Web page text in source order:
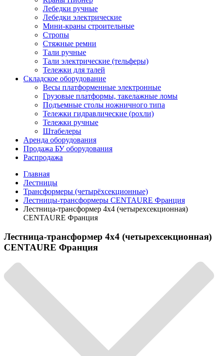
Лебедки ручные
Лебедки электрические
Мини-краны строительные
Стропы
Стяжные ремни
Тали ручные
Тали электрические (тельферы)
Тележки для талей
Складское оборудование
Весы платформенные электронные
Грузовые платформы, такелажные ломы
Подъемные столы ножничного типа
Тележки гидравлические (рохли)
Тележки ручные
Штабелеры
Аренда оборудования
Продажа БУ оборудования
Распродажа
Главная
Лестницы
Трансформеры (четырёхсекционные)
Лестницы-трансформеры CENTAURE Франция
Лестница-трансформер 4х4 (четырехсекционная)
CENTAURE Франция
Лестница-трансформер 4х4 (четырехсекционная)
CENTAURE Франция